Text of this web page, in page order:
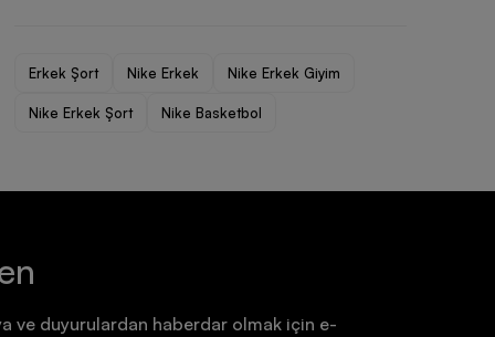
Erkek Şort Nike Erkek Nike Erkek Giyim
Nike Erkek Şort Nike Basketbol
ve duyurulardan haberdar olmak için e-